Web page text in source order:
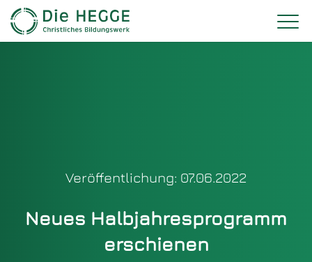
Veröffentlichung: 07.06.2022
Neues Halbjahresprogramm
erschienen